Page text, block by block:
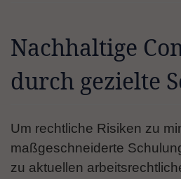
Nachhaltige
durch gezielte
Um rechtliche Risiken zu
maßgeschneiderte
zu aktuellen